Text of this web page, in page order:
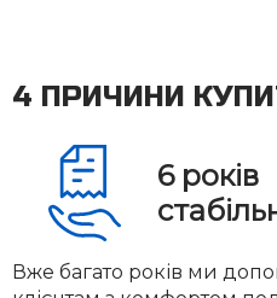
4 ПРИЧИНИ
6 років
Вже багато років ми